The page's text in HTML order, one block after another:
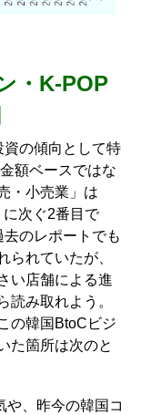
・K-POP
資の傾向として特
額ベースではな
・小売業」は
次ぐ2番目で
去のレポートでも
られていたが、
い店舗による進
読み取れよう。
の韓国BtoCビジ
た箇所は次のと
や、昨今の韓国コ